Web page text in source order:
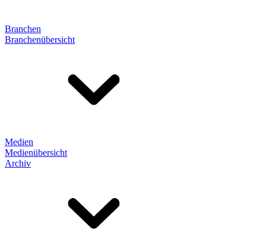
Branchen
Branchenübersicht
Medien
Medienübersicht
Archiv